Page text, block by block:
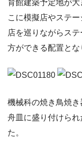
育館建築予定地が
こに模擬店やステ
店を巡りながらス
方ができる配置とな
機械科の焼き鳥焼き
舟皿に盛り付けら
た。